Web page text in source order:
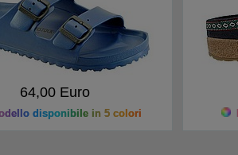
64,00 Euro
disponibile in 5 colori